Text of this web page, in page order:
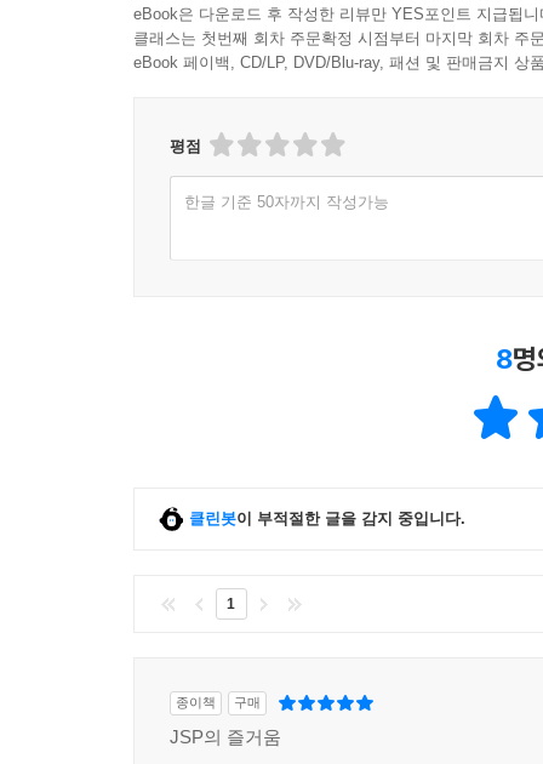
eBook은 다운로드 후 작성한 리뷰만 YES포인트 지급됩니
클래스는 첫번째 회차 주문확정 시점부터 마지막 회차 주
eBook 페이백, CD/LP, DVD/Blu-ray, 패션 및 판매금지 상
평점
한글 기준 50자까지 작성가능
8
클린봇이 부적절한 글을 감지 중입니다.
1
종이책 구매
JSP의 즐거움